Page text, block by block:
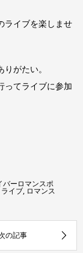
ライブを楽しませ
がたい。
ってライブに参加
バーロマンスポ
ライブ, ロマンス